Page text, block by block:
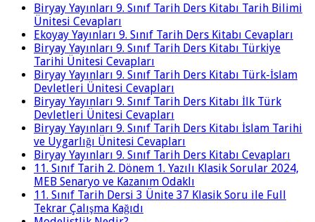
Biryay Yayınları 9. Sınıf Tarih Ders Kitabı Tarih Bilimi
Ünitesi Cevapları
Ekoyay Yayınları 9. Sınıf Tarih Ders Kitabı Cevapları
Biryay Yayınları 9. Sınıf Tarih Ders Kitabı Türkiye
Tarihi Ünitesi Cevapları
Biryay Yayınları 9. Sınıf Tarih Ders Kitabı Türk-İslam
Devletleri Ünitesi Cevapları
Biryay Yayınları 9. Sınıf Tarih Ders Kitabı İlk Türk
Devletleri Ünitesi Cevapları
Biryay Yayınları 9. Sınıf Tarih Ders Kitabı İslam Tarihi
ve Uygarlığı Ünitesi Cevapları
Biryay Yayınları 9. Sınıf Tarih Ders Kitabı Cevapları
11. Sınıf Tarih 2. Dönem 1. Yazılı Klasik Sorular 2024,
MEB Senaryo ve Kazanım Odaklı
11. Sınıf Tarih Dersi 3 Ünite 37 Klasik Soru ile Full
Tekrar Çalışma Kağıdı